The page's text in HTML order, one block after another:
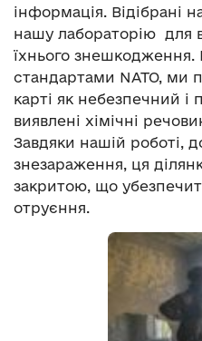
інформація. Відібрані
нашу лабораторію для
їхнього знешкодження.
стандартами NATO, ми
карті як небезпечний
виявлені хімічні
Завдяки нашій роботі,
знезараження, ця
закритою, що
отруєння.